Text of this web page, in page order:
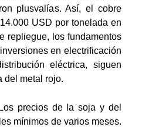
plusvalías. Así, el cobre
USD por tonelada en
repliegue, los fundamentos
en electrificación
eléctrica, siguen
del metal rojo.
precios de la soja y del
mínimos de varios meses.